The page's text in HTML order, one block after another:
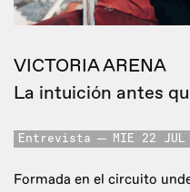
VICTORIA ARENA
La intuición antes
Entrevista MIE 22 JUL
Formada en el circuito